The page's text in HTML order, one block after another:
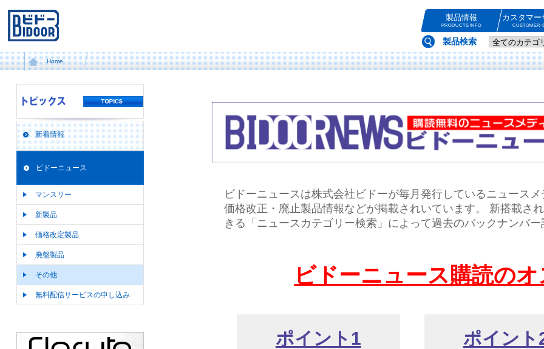
製品情報
PRODUCTS INFO
カスタマー
CUSTOMER-
製品検索
Home
新着情報
ビドーニュース
マンスリー
新製品
価格改定製品
廃盤製品
その他
無料配信サービスの申し込み
ビドーニュースは株式会社ビドーが毎月発行しているニュース
価格改正・廃止製品情報などが掲載されいています。 新搭載さ
きる「ニュースカテゴリー検索」によって過去のバックナンバー
ビドーニュース購読の
ポイント1 ポイント